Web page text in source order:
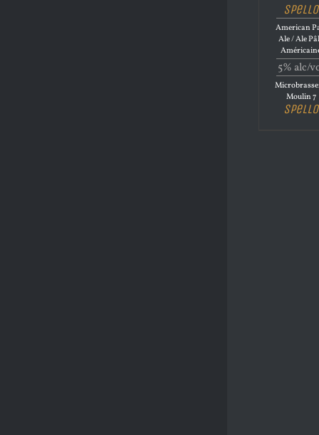
Spello
American
Ale / Ale
5% alc/
Moulin 7
Spello